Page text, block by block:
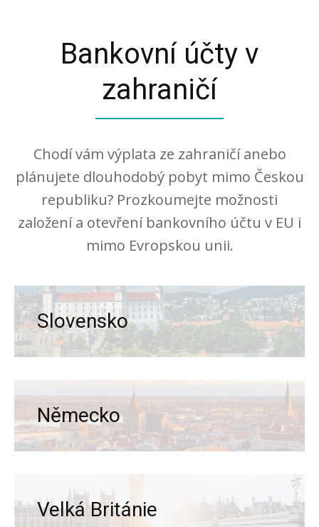
Bankovní účty v
zahraničí
Chodí vám výplata ze zahraničí anebo
plánujete dlouhodobý pobyt mimo Českou
republiku? Prozkoumejte možnosti
založení a otevření bankovního účtu v EU i
mimo Evropskou unii.
Slovensko
Německo
Velká Británie